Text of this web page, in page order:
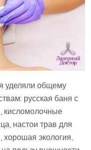
уделяли общему
русская баня с
кисломолочные
настои трав для
хорошая экология,